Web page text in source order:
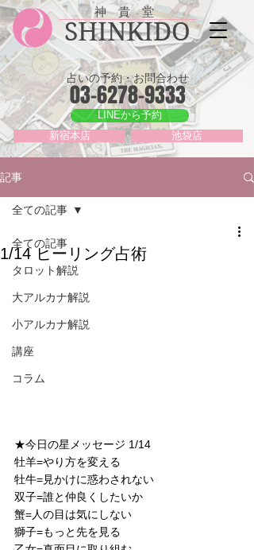
神 貴 堂
SHINKIDO
占いの予約・お問合わせ
03-6278-9333
LINEから予約
新宿本店 池袋店
記事
全ての記事
タロット解説
大アルカナ解説
小アルカナ解説
講座
コラム
全ての記事
1/14 ヒーリング占術
★今日の星メッセージ 1/14
牡羊=やり方を変える
牡牛=見かけに惑わされない
双子=誰と仲良くしたいか
蟹=人の目は気にしない
獅子=もっと先を見る